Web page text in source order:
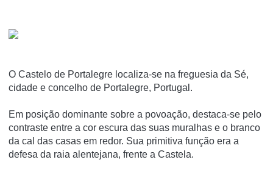
O Castelo de Portalegre localiza-se na freguesia da Sé,
cidade e concelho de Portalegre, Portugal.
Em posição dominante sobre a povoação, destaca-se pelo
contraste entre a cor escura das suas muralhas e o branco
da cal das casas em redor. Sua primitiva função era a
defesa da raia alentejana, frente a Castela.